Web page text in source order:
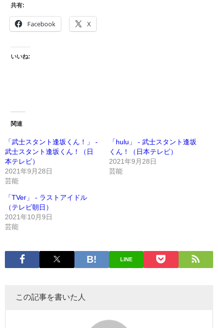
共有:
Facebook X
いいね:
関連
「武士スタント逢坂くん！」 -
武士スタント逢坂くん！（日
本テレビ）
2021年9月28日
芸能
「hulu」 - 武士スタント逢坂
くん！（日本テレビ）
2021年9月28日
芸能
「TVer」 - ラストアイドル
（テレビ朝日）
2021年10月9日
芸能
LINE
この記事を書いた人